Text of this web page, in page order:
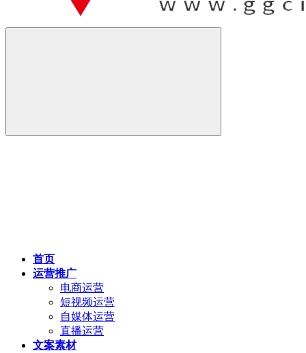
首页
运营推广
电商运营
短视频运营
自媒体运营
直播运营
文案素材